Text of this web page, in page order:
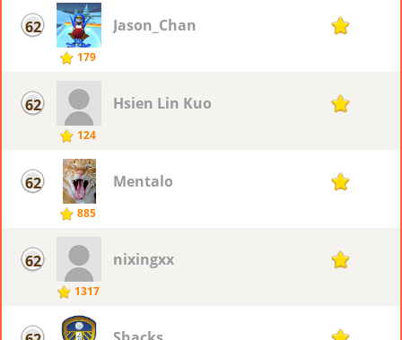
62
179
Jason_Chan 12
62
124
Hsien Lin Kuo 12
62
885
Mentalo 12
62
1317
nixingxx 12